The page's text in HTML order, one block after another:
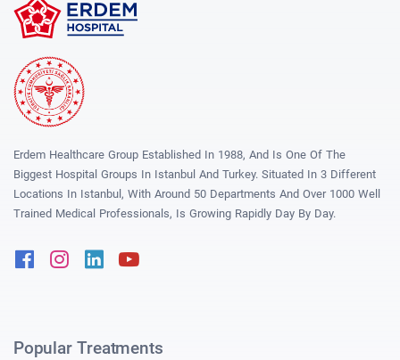
Erdem Healthcare Group Established In 1988, And Is One Of The
Biggest Hospital Groups In Istanbul And Turkey. Situated In 3 Different
Locations In Istanbul, With Around 50 Departments And Over 1000 Well
Trained Medical Professionals, Is Growing Rapidly Day By Day.
FacebookInstagram
Linkedin
Popular Treatments